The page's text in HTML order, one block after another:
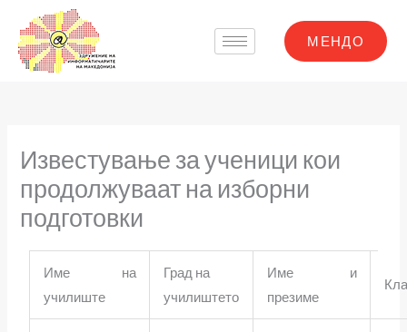
content
МЕНДО
Известување за ученици кои
продолжуваат на изборни
подготовки
Име на
училиште
Град на
училиштето
Име и
презиме